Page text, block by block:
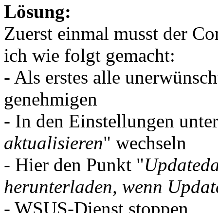
Lösung:
Zuerst einmal musst der
ich wie folgt gemacht:
- Als erstes alle
genehmigen
- In den Einstellungen
aktualisieren" wechseln
- Hier den Punkt "
herunterladen, wenn
- WSUS-Dienst stoppen